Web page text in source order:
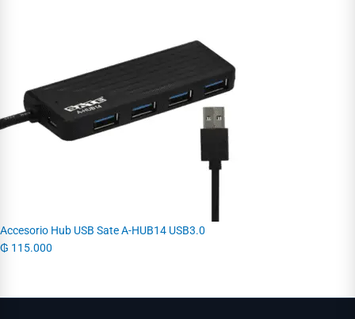
Accesorio Hub USB Sate A-HUB14 USB3.0
₲ 115.000